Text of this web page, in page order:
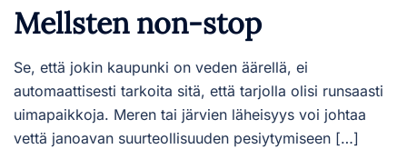
Mellsten non-stop
Se, että jokin kaupunki on veden äärellä, ei
automaattisesti tarkoita sitä, että tarjolla olisi runsaasti
uimapaikkoja. Meren tai järvien läheisyys voi johtaa
vettä janoavan suurteollisuuden pesiytymiseen […]